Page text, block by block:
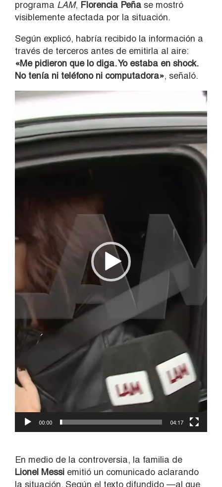
programa LAM, Florencia Peña se mostró
visiblemente afectada por la situación.
Según explicó, habría recibido la información a
través de terceros antes de emitirla al aire:
«Me pidieron que lo diga. Yo estaba en shock.
No tenía ni teléfono ni computadora», señaló.
Reproductor
de
00:00 04:17
En medio de la controversia, la familia de
Lionel Messi emitió un comunicado aclarando
la situación. Según el texto difundido —al que